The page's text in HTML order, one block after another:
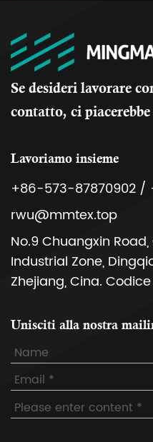
Se desideri lavorare
contatto, ci
Lavoriamo insieme
+86-573-87870902 /
rwu@mmtex.top
No.9 Chuangxin
Industrial Zone,
Zhejiang, Cina.
Unisciti alla nostra